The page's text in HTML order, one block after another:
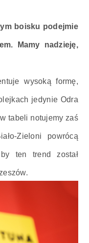
boisku podejmie
Mamy nadzieję,
wysoką formę,
jedynie Odra
tabeli notujemy zaś
Zieloni powrócą
ten trend został